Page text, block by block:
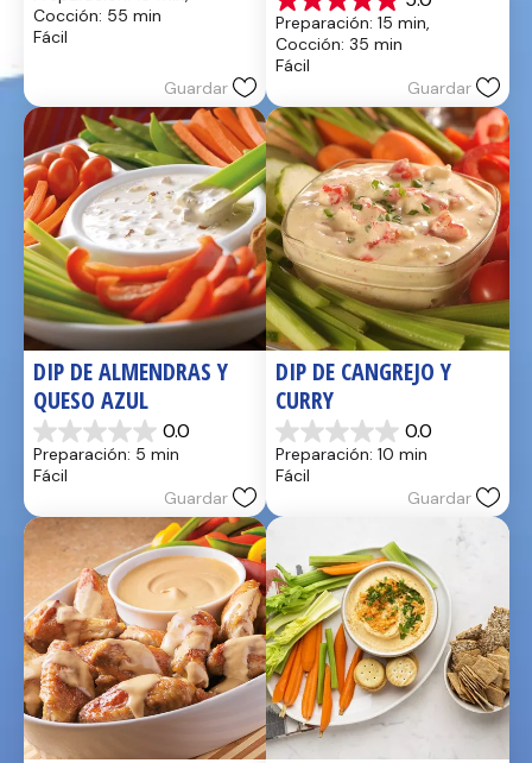
5
estrellas.
Cocción: 55 min
Fácil
Guardar
5.0
de
5
estrellas.
reseñas
Preparación: 15 min,
Cocción: 35 min
Fácil
Guardar
DIP DE ALMENDRAS Y
QUESO AZUL
0.0
0.0
de
5
Preparación: 5 min
Fácil
Guardar
DIP DE CANGREJO Y
CURRY
0.0
0.0
de
5
Preparación: 10 min
Fácil
Guardar